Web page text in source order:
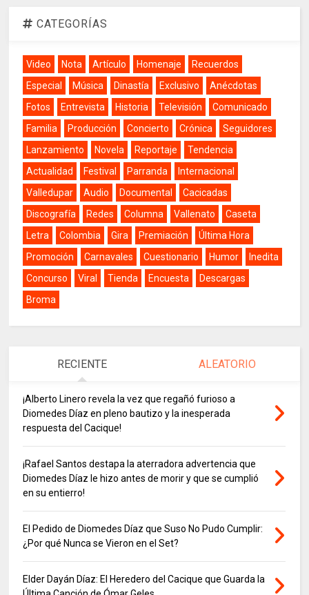
CATEGORÍAS
Video Nota Artículo Homenaje
Recuerdos
Especial
Música Dinastía Exclusivo
Anécdotas
Fotos
Entrevista Historia Televisión
Comunicado
Familia
Producción Concierto Crónica
Seguidores
Lanzamiento
Novela Reportaje
Tendencia
Actualidad
Festival Parranda
Internacional
Valledupar
Audio Documental
Cacicadas
Discografía
Redes Columna Vallenato
Caseta
Letra
Colombia Gira Premiación
Última Hora
Promoción
Carnavales Cuestionario Humor
Inedita
Concurso
Viral Tienda Encuesta
Descargas
Broma
RECIENTE ALEATORIO
¡Alberto Linero revela la vez que regañó furioso a
Diomedes Díaz en pleno bautizo y la inesperada
respuesta del Cacique!
¡Rafael Santos destapa la aterradora advertencia que
Diomedes Díaz le hizo antes de morir y que se cumplió
en su entierro!
El Pedido de Diomedes Díaz que Suso No Pudo Cumplir:
¿Por qué Nunca se Vieron en el Set?
Elder Dayán Díaz: El Heredero del Cacique que Guarda la